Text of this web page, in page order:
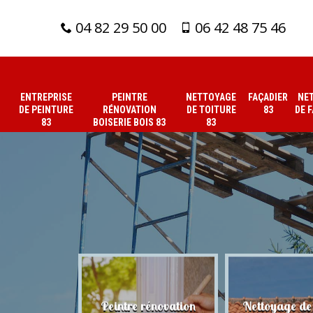
04 82 29 50 00 06 42 48 75 46
ENTREPRISE
DE PEINTURE
83
PEINTRE
RÉNOVATION
BOISERIE BOIS 83
NETTOYAGE
DE TOITURE
83
FAÇADIER
83
DE
Peintre rénovation Nettoyage